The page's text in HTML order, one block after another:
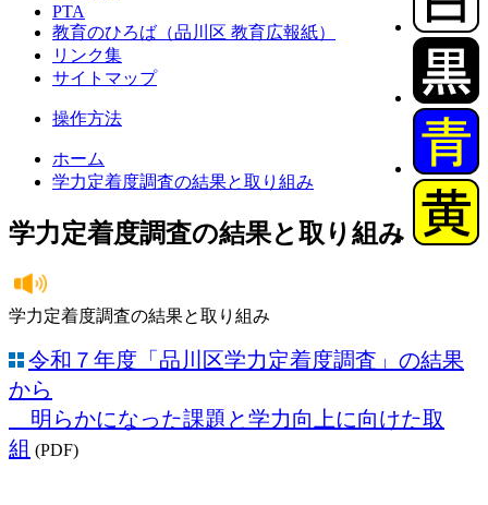
PTA
教育のひろば（品川区 教育広報紙）
リンク集
サイトマップ
操作方法
ホーム
学力定着度調査の結果と取り組み
学力定着度調査の結果と取り組み
学力定着度調査の結果と取り組み
令和７年度「品川区学力定着度調査」の結果
から
明らかになった課題と学力向上に向けた取
組 (PDF)